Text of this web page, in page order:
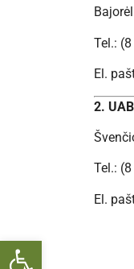
Open toolbar
Tel.:
El.
2.
Tel.:
El.